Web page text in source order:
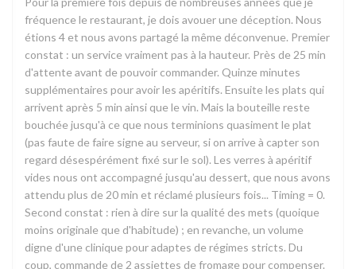
fréquence le restaurant, je dois avouer une déception. Nous
étions 4 et nous avons partagé la même déconvenue. Premier
constat : un service vraiment pas à la hauteur. Près de 25 min
d'attente avant de pouvoir commander. Quinze minutes
supplémentaires pour avoir les apéritifs. Ensuite les plats qui
arrivent après 5 min ainsi que le vin. Mais la bouteille reste
bouchée jusqu'à ce que nous terminions quasiment le plat
(pas faute de faire signe au serveur, si on arrive à capter son
regard désespérément fixé sur le sol). Les verres à apéritif
vides nous ont accompagné jusqu'au dessert, que nous avons
attendu plus de 20 min et réclamé plusieurs fois... Timing = 0.
Second constat : rien à dire sur la qualité des mets (quoique
moins originale que d'habitude) ; en revanche, un volume
digne d'une clinique pour adaptes de régimes stricts. Du
coup, commande de 2 assiettes de fromage pour compenser.